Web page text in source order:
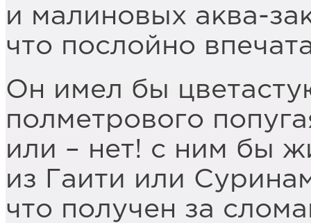
и малиновых аква-
что послойно
Он имел бы
полметрового
или – нет! с ним бы
из Гаити или
что получен за